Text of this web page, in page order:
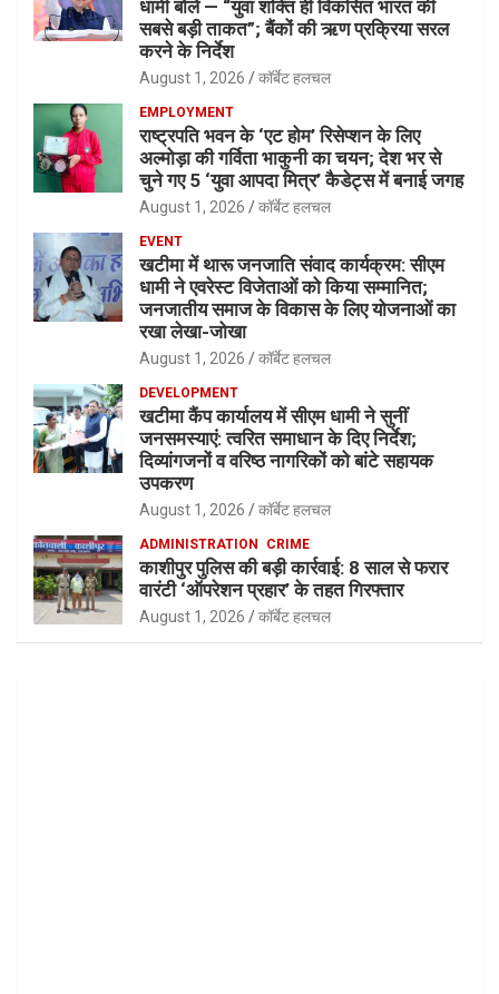
धामी बोले — “युवा शक्ति ही विकसित भारत की
सबसे बड़ी ताकत”; बैंकों की ऋण प्रक्रिया सरल
करने के निर्देश
August 1, 2026 कॉर्बेट हलचल
EMPLOYMENT
राष्ट्रपति भवन के ‘एट होम’ रिसेप्शन के लिए
अल्मोड़ा की गर्विता भाकुनी का चयन; देश भर से
चुने गए 5 ‘युवा आपदा मित्र’ कैडेट्स में बनाई जगह
August 1, 2026 कॉर्बेट हलचल
EVENT
खटीमा में थारू जनजाति संवाद कार्यक्रम: सीएम
धामी ने एवरेस्ट विजेताओं को किया सम्मानित;
जनजातीय समाज के विकास के लिए योजनाओं का
रखा लेखा-जोखा
August 1, 2026 कॉर्बेट हलचल
DEVELOPMENT
खटीमा कैंप कार्यालय में सीएम धामी ने सुनीं
जनसमस्याएं: त्वरित समाधान के दिए निर्देश;
दिव्यांगजनों व वरिष्ठ नागरिकों को बांटे सहायक
उपकरण
August 1, 2026 कॉर्बेट हलचल
ADMINISTRATION CRIME
काशीपुर पुलिस की बड़ी कार्रवाई: 8 साल से फरार
वारंटी ‘ऑपरेशन प्रहार’ के तहत गिरफ्तार
August 1, 2026 कॉर्बेट हलचल